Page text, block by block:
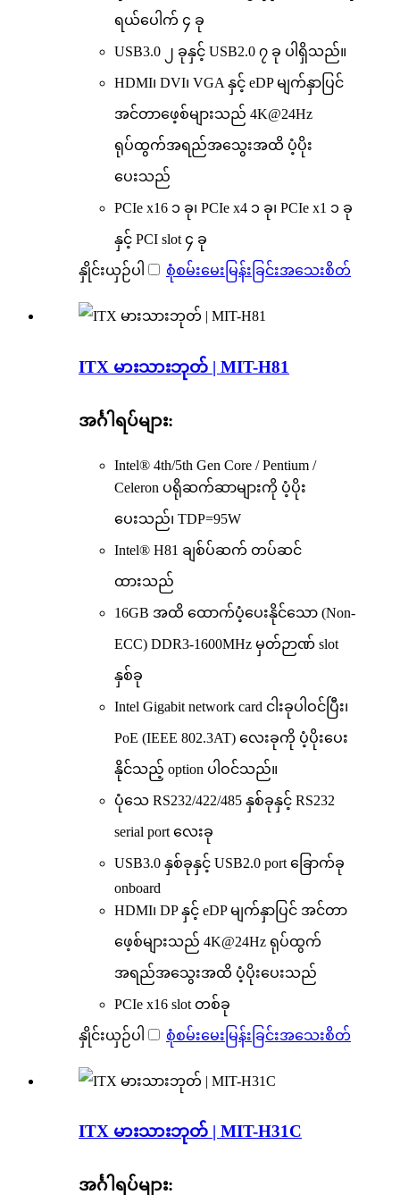
ရယ်ပေါက် ၄ ခု
USB3.0 ၂ ခုနှင့် USB2.0 ၇ ခု ပါရှိသည်။
HDMI၊ DVI၊ VGA နှင့် eDP မျက်နှာပြင်
အင်တာဖေ့စ်များသည် 4K@24Hz
ရုပ်ထွက်အရည်အသွေးအထိ ပံ့ပိုး
ပေးသည်
PCIe x16 ၁ ခု၊ PCIe x4 ၁ ခု၊ PCIe x1 ၁ ခု
နှင့် PCI slot ၄ ခု
နှိုင်းယှဉ်ပါ စုံစမ်းမေးမြန်းခြင်းအသေးစိတ်
ITX မားသားဘုတ် | MIT-H81
အင်္ဂါရပ်များ:
Intel® 4th/5th Gen Core / Pentium /
Celeron ပရိုဆက်ဆာများကို ပံ့ပိုး
ပေးသည်၊ TDP=95W
Intel® H81 ချစ်ပ်ဆက် တပ်ဆင်
ထားသည်
16GB အထိ ထောက်ပံ့ပေးနိုင်သော (Non-
ECC) DDR3-1600MHz မှတ်ဉာဏ် slot
နှစ်ခု
Intel Gigabit network card ငါးခုပါဝင်ပြီး၊
PoE (IEEE 802.3AT) လေးခုကို ပံ့ပိုးပေး
နိုင်သည့် option ပါဝင်သည်။
ပုံသေ RS232/422/485 နှစ်ခုနှင့် RS232
serial port လေးခု
USB3.0 နှစ်ခုနှင့် USB2.0 port ခြောက်ခု
onboard
HDMI၊ DP နှင့် eDP မျက်နှာပြင် အင်တာ
ဖေ့စ်များသည် 4K@24Hz ရုပ်ထွက်
အရည်အသွေးအထိ ပံ့ပိုးပေးသည်
PCIe x16 slot တစ်ခု
နှိုင်းယှဉ်ပါ စုံစမ်းမေးမြန်းခြင်းအသေးစိတ်
ITX မားသားဘုတ် | MIT-H31C
အင်္ဂါရပ်များ: